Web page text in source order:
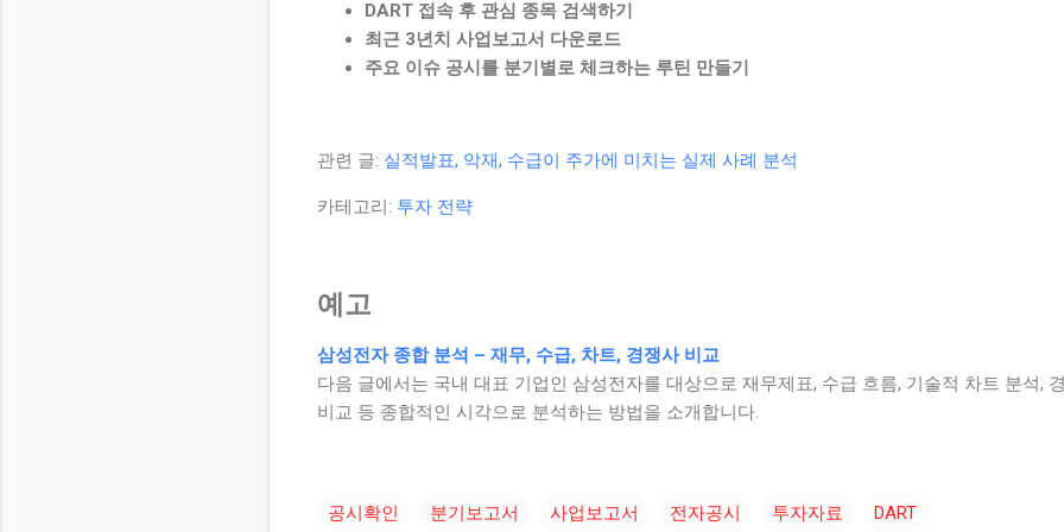
DART 접속 후 관심 종목 검색하기
최근 3년치 사업보고서 다운로드
주요 이슈 공시를 분기별로 체크하는 루틴 만들기
관련 글: 실적발표, 악재, 수급이 주가에 미치는 실제 사례 분석
카테고리: 투자 전략
예고
삼성전자 종합 분석 – 재무, 수급, 차트, 경쟁사 비교
다음 글에서는 국내 대표 기업인 삼성전자를 대상으로 재무제표, 수급 흐름, 기술적 차트 분석,
비교 등 종합적인 시각으로 분석하는 방법을 소개합니다.
공시확인 분기보고서 사업보고서 전자공시 투자자료 DART